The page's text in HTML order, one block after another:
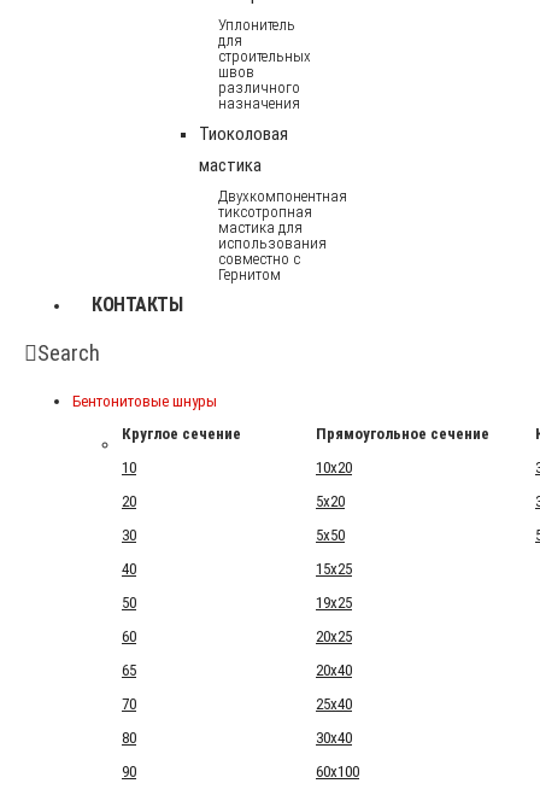
Уплонитель
для
строительных
швов
различного
назначения
Тиоколовая
мастика
Двухкомпонентная
тиксотропная
мастика для
использования
совместно с
Гернитом
КОНТАКТЫ
Search
Бентонитовые шнуры
Круглое сечение
Прямоугольное сечение
10
10x20
20
5x20
30
5x50
40
15x25
50
19x25
60
20x25
65
20x40
70
25x40
80
30x40
90
60x100